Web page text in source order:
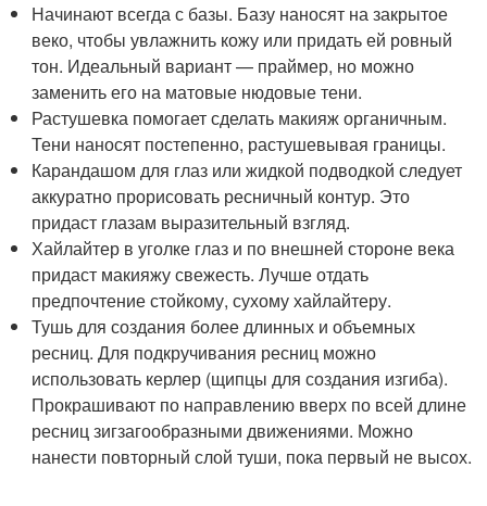
Начинают всегда с базы. Базу наносят на закрытое
веко, чтобы увлажнить кожу или придать ей ровный
тон. Идеальный вариант — праймер, но можно
заменить его на матовые нюдовые тени.
Растушевка помогает сделать макияж органичным.
Тени наносят постепенно, растушевывая границы.
Карандашом для глаз или жидкой подводкой следует
аккуратно прорисовать ресничный контур. Это
придаст глазам выразительный взгляд.
Хайлайтер в уголке глаз и по внешней стороне века
придаст макияжу свежесть. Лучше отдать
предпочтение стойкому, сухому хайлайтеру.
Тушь для создания более длинных и объемных
ресниц. Для подкручивания ресниц можно
использовать керлер (щипцы для создания изгиба).
Прокрашивают по направлению вверх по всей длине
ресниц зигзагообразными движениями. Можно
нанести повторный слой туши, пока первый не высох.